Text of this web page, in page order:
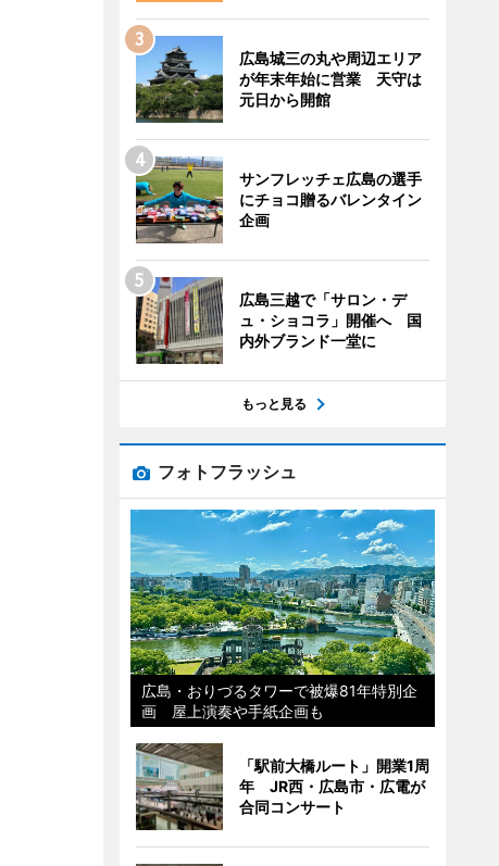
広島城三の丸や周辺エリア
が年末年始に営業 天守は
元日から開館
サンフレッチェ広島の選手
にチョコ贈るバレンタイン
企画
広島三越で「サロン・デ
ュ・ショコラ」開催へ 国
内外ブランド一堂に
もっと見る
フォトフラッシュ
広島・おりづるタワーで被爆81年特別企
画 屋上演奏や手紙企画も
「駅前大橋ルート」開業1周
年 JR西・広島市・広電が
合同コンサート